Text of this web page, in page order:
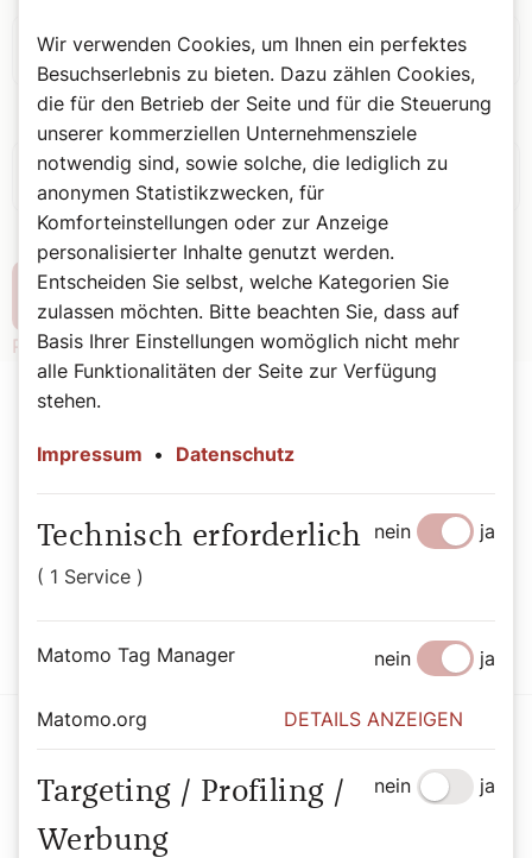
Passwort:
Passwort vergessen?
Der SONNTAG Abo
Mit dem SONNTAG den Sonntag genießen.
Der SONNTAG Newsletter
Wir verwenden Cookies, um Ihnen ein perfektes
Besuchserlebnis zu bieten. Dazu zählen Cookies,
die für den Betrieb der Seite und für die Steuerung
unserer kommerziellen Unternehmensziele
notwendig sind, sowie solche, die lediglich zu
anonymen Statistikzwecken, für
Komforteinstellungen oder zur Anzeige
personalisierter Inhalte genutzt werden.
Entscheiden Sie selbst, welche Kategorien Sie
zulassen möchten. Bitte beachten Sie, dass auf
Basis Ihrer Einstellungen womöglich nicht mehr
alle Funktionalitäten der Seite zur Verfügung
stehen.
Impressum • Datenschutz
Technisch erforderlich
( 1 Service )
nein ja
Matomo Tag Manager nein ja
Matomo.org DETAILS ANZEIGEN
Targeting / Profiling /
Werbung
nein ja